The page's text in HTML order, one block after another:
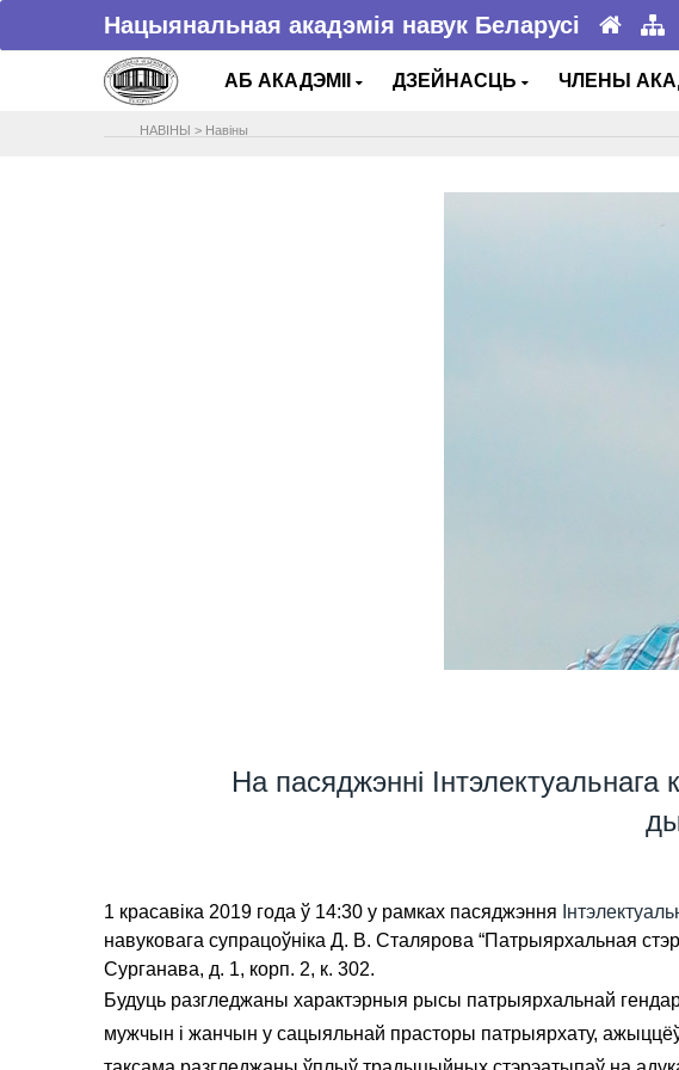
Нацыянальная акадэмія навук Беларусі
АБ АКАДЭМІІ ДЗЕЙНАСЦЬ ЧЛЕНЫ
НАВIНЫ > Навіны
На пасяджэнні
1 красавіка 2019 года ў 14:30 у рамках пасяджэння
навуковага супрацоўніка Д. В. Сталярова “Патрыярхальная
Сурганава, д. 1, корп. 2, к. 302.
Будуць разгледжаны характэрныя рысы патрыярхальнай
мужчын і жанчын у сацыяльнай прасторы патрыярхату,